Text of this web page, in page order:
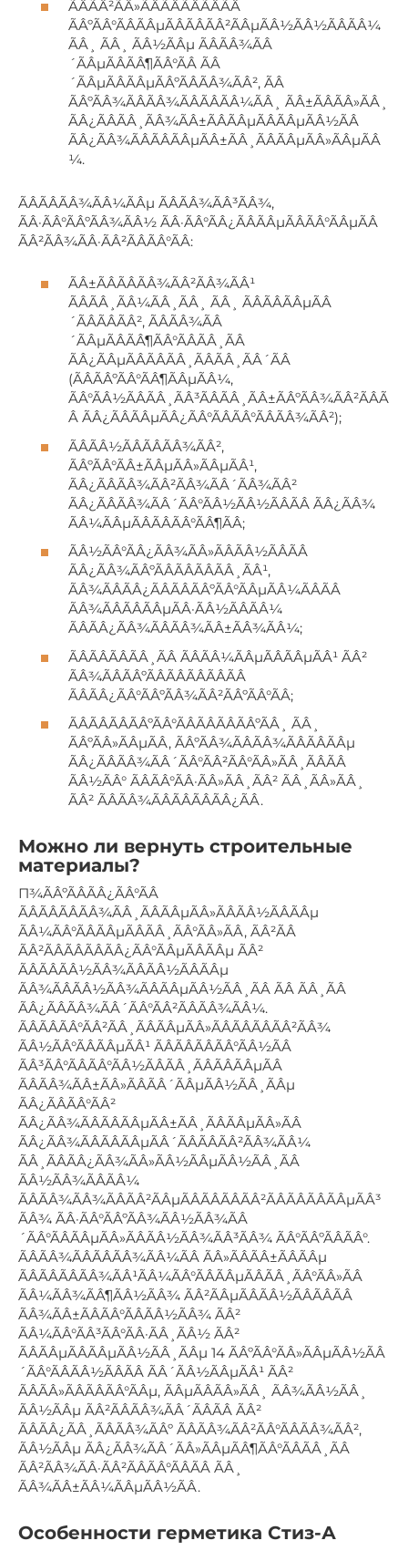
ÃÂÃÂ²ÃÂ»ÃÂÃÂÃÂÃÂÃÂ
ÃÂºÃÂ°ÃÂÃÂµÃÂÃÂÃÂ²ÃÂµÃÂ½ÃÂ½ÃÂÃÂ¼
ÃÂ¸ ÃÂ¸ ÃÂ½ÃÂµ ÃÂÃÂ¾ÃÂ
´ÃÂµÃÂÃÂ¶ÃÂ°ÃÂ ÃÂ
´ÃÂµÃÂÃÂµÃÂºÃÂÃÂ¾ÃÂ², ÃÂ
ÃÂºÃÂ¾ÃÂÃÂ¾ÃÂÃÂÃÂ¼ÃÂ¸ ÃÂ±ÃÂÃÂ»ÃÂ¸
ÃÂ¿ÃÂÃÂ¸ÃÂ¾ÃÂ±ÃÂÃÂµÃÂÃÂµÃÂ½ÃÂ
ÃÂ¿ÃÂ¾ÃÂÃÂÃÂµÃÂ±ÃÂ¸ÃÂÃÂµÃÂ»ÃÂµÃÂ
¼.
ÃÂÃÂÃÂ¾ÃÂ¼ÃÂµ ÃÂÃÂ¾ÃÂ³ÃÂ¾,
ÃÂ·ÃÂ°ÃÂºÃÂ¾ÃÂ½ ÃÂ·ÃÂ°ÃÂ¿ÃÂÃÂµÃÂÃÂ°ÃÂµÃÂ
ÃÂ²ÃÂ¾ÃÂ·ÃÂ²ÃÂÃÂ°ÃÂ:
ÃÂ±ÃÂÃÂÃÂ¾ÃÂ²ÃÂ¾ÃÂ¹
ÃÂÃÂ¸ÃÂ¼ÃÂ¸ÃÂ¸ ÃÂ¸ ÃÂÃÂÃÂµÃÂ
´ÃÂÃÂÃÂ², ÃÂÃÂ¾ÃÂ
´ÃÂµÃÂÃÂ¶ÃÂ°ÃÂÃÂ¸ÃÂ
ÃÂ¿ÃÂµÃÂÃÂÃÂ¸ÃÂÃÂ¸ÃÂ´ÃÂ
(ÃÂÃÂºÃÂ°ÃÂ¶ÃÂµÃÂ¼,
ÃÂ°ÃÂ½ÃÂÃÂ¸ÃÂ³ÃÂÃÂ¸ÃÂ±ÃÂºÃÂ¾ÃÂ²ÃÂÃ
Â ÃÂ¿ÃÂÃÂµÃÂ¿ÃÂ°ÃÂÃÂ°ÃÂÃÂ¾ÃÂ²);
ÃÂÃÂ½ÃÂÃÂÃÂ¾ÃÂ²,
ÃÂºÃÂ°ÃÂ±ÃÂµÃÂ»ÃÂµÃÂ¹,
ÃÂ¿ÃÂÃÂ¾ÃÂ²ÃÂ¾ÃÂ´ÃÂ¾ÃÂ²
ÃÂ¿ÃÂÃÂ¾ÃÂ´ÃÂ°ÃÂ½ÃÂ½ÃÂÃÂ ÃÂ¿ÃÂ¾
ÃÂ¼ÃÂµÃÂÃÂÃÂ°ÃÂ¶ÃÂ;
ÃÂ½ÃÂ°ÃÂ¿ÃÂ¾ÃÂ»ÃÂÃÂ½ÃÂÃÂ
ÃÂ¿ÃÂ¾ÃÂºÃÂÃÂÃÂÃÂ¸ÃÂ¹,
ÃÂ¾ÃÂÃÂ¿ÃÂÃÂÃÂºÃÂ°ÃÂµÃÂ¼ÃÂÃÂ
ÃÂ¾ÃÂÃÂÃÂµÃÂ·ÃÂ½ÃÂÃÂ¼
ÃÂÃÂ¿ÃÂ¾ÃÂÃÂ¾ÃÂ±ÃÂ¾ÃÂ¼;
ÃÂÃÂÃÂÃÂ¸ÃÂ ÃÂÃÂ¼ÃÂµÃÂÃÂµÃÂ¹ ÃÂ²
ÃÂ¾ÃÂÃÂºÃÂÃÂÃÂÃÂÃÂ
ÃÂÃÂ¿ÃÂ°ÃÂºÃÂ¾ÃÂ²ÃÂºÃÂ°ÃÂ;
ÃÂÃÂÃÂÃÂºÃÂ°ÃÂÃÂÃÂÃÂºÃÂ¸ ÃÂ¸
ÃÂºÃÂ»ÃÂµÃÂ, ÃÂºÃÂ¾ÃÂÃÂ¾ÃÂÃÂÃÂµ
ÃÂ¿ÃÂÃÂ¾ÃÂ´ÃÂ°ÃÂ²ÃÂ°ÃÂ»ÃÂ¸ÃÂÃÂ
ÃÂ½ÃÂ° ÃÂÃÂ°ÃÂ·ÃÂ»ÃÂ¸ÃÂ² ÃÂ¸ÃÂ»ÃÂ¸
ÃÂ² ÃÂÃÂ¾ÃÂÃÂÃÂÃÂ¿ÃÂ.
Можно ли вернуть строительные
материалы?
П¾ÃÂºÃÂÃÂ¿ÃÂ°ÃÂ
ÃÂÃÂÃÂÃÂ¾ÃÂ¸ÃÂÃÂµÃÂ»ÃÂÃÂ½ÃÂÃÂµ
ÃÂ¼ÃÂ°ÃÂÃÂµÃÂÃÂ¸ÃÂ°ÃÂ»ÃÂ, ÃÂ²ÃÂ
ÃÂ²ÃÂÃÂÃÂÃÂ¿ÃÂ°ÃÂµÃÂÃÂµ ÃÂ²
ÃÂÃÂÃÂ½ÃÂ¾ÃÂÃÂ½ÃÂÃÂµ
ÃÂ¾ÃÂÃÂ½ÃÂ¾ÃÂÃÂµÃÂ½ÃÂ¸ÃÂ ÃÂ ÃÂ¸ÃÂ
ÃÂ¿ÃÂÃÂ¾ÃÂ´ÃÂ°ÃÂ²ÃÂÃÂ¾ÃÂ¼.
ÃÂÃÂÃÂ°ÃÂ²ÃÂ¸ÃÂÃÂµÃÂ»ÃÂÃÂÃÂÃÂ²ÃÂ¾
ÃÂ½ÃÂ°ÃÂÃÂµÃÂ¹ ÃÂÃÂÃÂÃÂ°ÃÂ½ÃÂ
ÃÂ³ÃÂ°ÃÂÃÂ°ÃÂ½ÃÂÃÂ¸ÃÂÃÂÃÂµÃÂ
ÃÂÃÂ¾ÃÂ±ÃÂ»ÃÂÃÂ´ÃÂµÃÂ½ÃÂ¸ÃÂµ
ÃÂ¿ÃÂÃÂ°ÃÂ²
ÃÂ¿ÃÂ¾ÃÂÃÂÃÂµÃÂ±ÃÂ¸ÃÂÃÂµÃÂ»ÃÂ
ÃÂ¿ÃÂ¾ÃÂÃÂÃÂµÃÂ´ÃÂÃÂÃÂ²ÃÂ¾ÃÂ¼
ÃÂ¸ÃÂÃÂ¿ÃÂ¾ÃÂ»ÃÂ½ÃÂµÃÂ½ÃÂ¸ÃÂ
ÃÂ½ÃÂ¾ÃÂÃÂ¼
ÃÂÃÂ¾ÃÂ¾ÃÂÃÂ²ÃÂµÃÂÃÂÃÂÃÂ²ÃÂÃÂÃÂÃÂµÃÂ³
ÃÂ¾ ÃÂ·ÃÂ°ÃÂºÃÂ¾ÃÂ½ÃÂ¾ÃÂ
´ÃÂ°ÃÂÃÂµÃÂ»ÃÂÃÂ½ÃÂ¾ÃÂ³ÃÂ¾ ÃÂ°ÃÂºÃÂÃÂ°.
ÃÂÃÂ¾ÃÂÃÂÃÂ¾ÃÂ¼ÃÂ ÃÂ»ÃÂÃÂ±ÃÂÃÂµ
ÃÂÃÂÃÂÃÂ¾ÃÂ¹ÃÂ¼ÃÂ°ÃÂÃÂµÃÂÃÂ¸ÃÂ°ÃÂ»ÃÂ
ÃÂ¼ÃÂ¾ÃÂ¶ÃÂ½ÃÂ¾ ÃÂ²ÃÂµÃÂÃÂ½ÃÂÃÂÃÂ
ÃÂ¾ÃÂ±ÃÂÃÂ°ÃÂÃÂ½ÃÂ¾ ÃÂ²
ÃÂ¼ÃÂ°ÃÂ³ÃÂ°ÃÂ·ÃÂ¸ÃÂ½ ÃÂ²
ÃÂÃÂµÃÂÃÂµÃÂ½ÃÂ¸ÃÂµ 14 ÃÂºÃÂ°ÃÂ»ÃÂµÃÂ½ÃÂ
´ÃÂ°ÃÂÃÂ½ÃÂÃÂ ÃÂ´ÃÂ½ÃÂµÃÂ¹ ÃÂ²
ÃÂÃÂ»ÃÂÃÂÃÂ°ÃÂµ, ÃÂµÃÂÃÂ»ÃÂ¸ ÃÂ¾ÃÂ½ÃÂ¸
ÃÂ½ÃÂµ ÃÂ²ÃÂÃÂ¾ÃÂ´ÃÂÃÂ ÃÂ²
ÃÂÃÂ¿ÃÂ¸ÃÂÃÂ¾ÃÂº ÃÂÃÂ¾ÃÂ²ÃÂ°ÃÂÃÂ¾ÃÂ²,
ÃÂ½ÃÂµ ÃÂ¿ÃÂ¾ÃÂ´ÃÂ»ÃÂµÃÂ¶ÃÂ°ÃÂÃÂ¸ÃÂ
ÃÂ²ÃÂ¾ÃÂ·ÃÂ²ÃÂÃÂ°ÃÂÃÂ ÃÂ¸
ÃÂ¾ÃÂ±ÃÂ¼ÃÂµÃÂ½ÃÂ.
Особенности герметика Стиз-А